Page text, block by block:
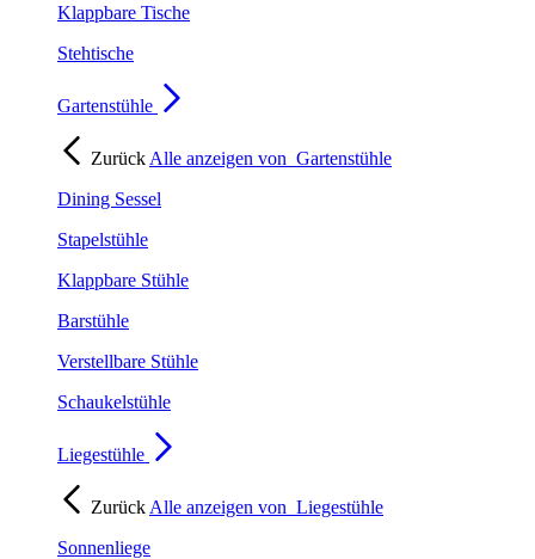
Klappbare Tische
Stehtische
Gartenstühle
Zurück Alle anzeigen von Gartenstühle
Dining Sessel
Stapelstühle
Klappbare Stühle
Barstühle
Verstellbare Stühle
Schaukelstühle
Liegestühle
Zurück Alle anzeigen von Liegestühle
Sonnenliege